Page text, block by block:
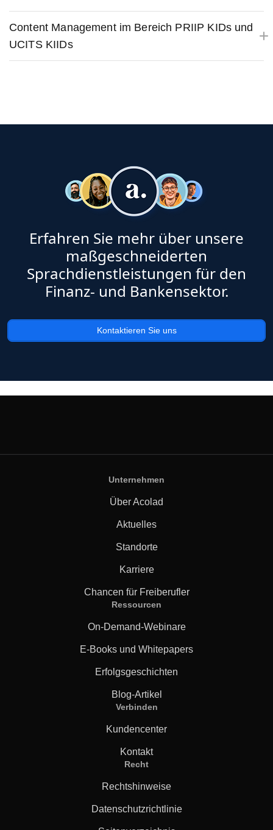
Content Management im Bereich PRIIP KIDs und
UCITS KIIDs
Erfahren Sie mehr über unsere
maßgeschneiderten
Sprachdienstleistungen für den
Finanz- und Bankensektor.
Kontaktieren Sie uns
Unternehmen
Über Acolad
Aktuelles
Standorte
Karriere
Chancen für Freiberufler
Ressourcen
On-Demand-Webinare
E-Books und Whitepapers
Erfolgsgeschichten
Blog-Artikel
Verbinden
Kundencenter
Kontakt
Recht
Rechtshinweise
Datenschutzrichtlinie